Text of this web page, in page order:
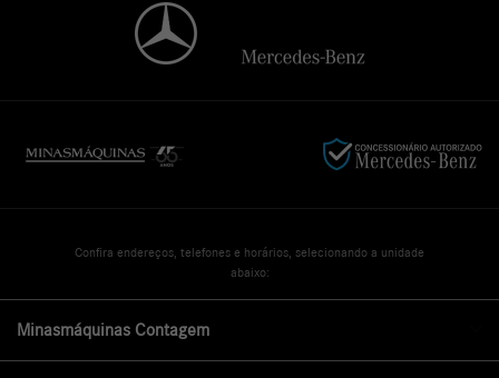
Confira endereços, telefones e horários, selecionando a unidade
abaixo:
Minasmáquinas Contagem